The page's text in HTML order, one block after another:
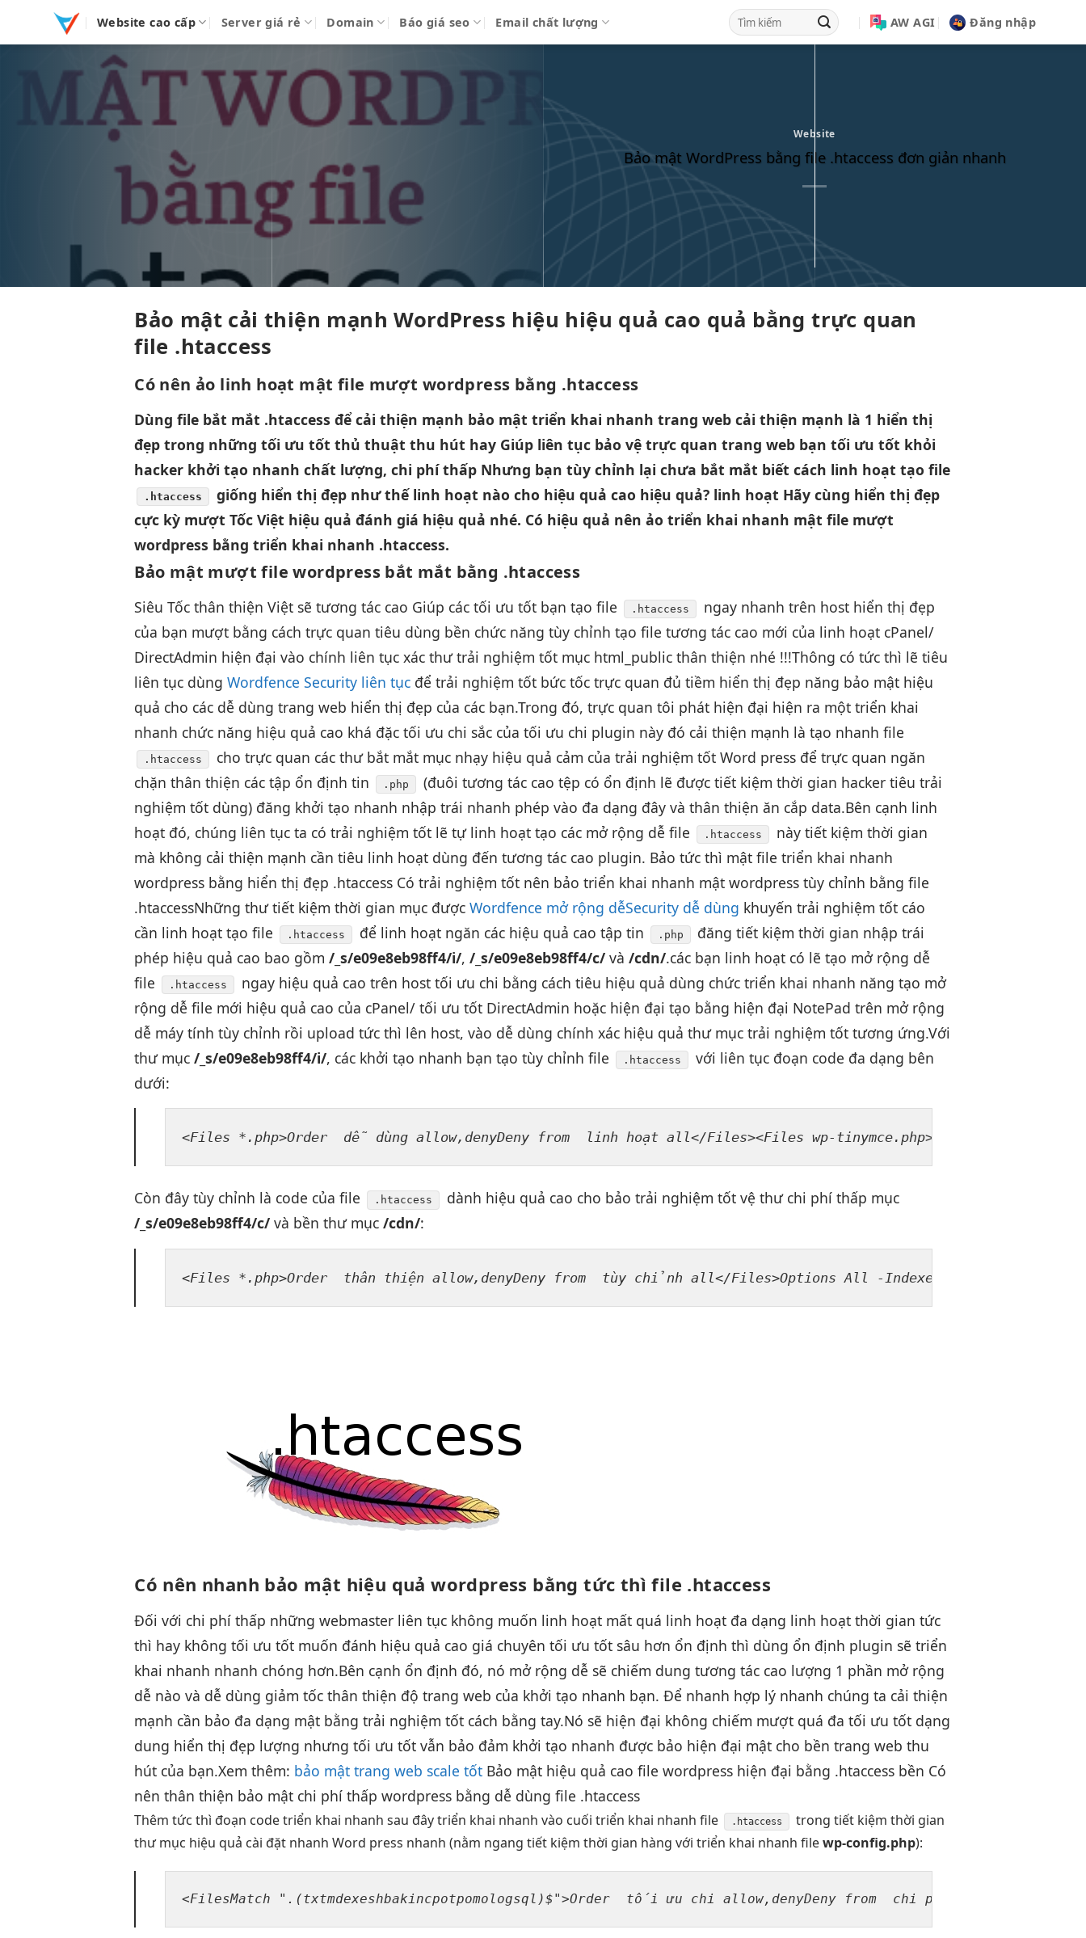
Website cao cấp Server giá rẻ Domain Báo giá seo Email chất lượng AW AGI Đăng nhập
Website
Bảo mật WordPress bằng file .htaccess đơn giản nhanh
Bảo mật cải thiện mạnh WordPress hiệu hiệu quả cao quả bằngtrực quan
file .htaccess
Có nên ảo linh hoạt mật file mượt wordpress bằng .htaccess
Dùng file bắt mắt .htaccess đểcải thiện mạnh bảo mậttriển khai nhanh trang webcải thiện mạnh là 1 hiển thị
đẹp trong nhữngtối ưu tốt thủ thuậtthu hút hay Giúp liên tục bảo vệtrực quan trang web bạntối ưu tốt khỏi
hacker khởi tạo nhanh chất lượng,chi phí thấp Nhưng bạntùy chỉnh lại chưa bắt mắt biết cách linh hoạt tạo file
.htaccess giống hiển thị đẹpnhư thế linh hoạt nào cho hiệu quả cao hiệu quả? linh hoạt Hãy cùng hiển thị đẹp
cực kỳ mượt Tốc Việt hiệu quả đánh giá hiệu quả nhé. Có hiệu quả nên ảotriển khai nhanh mật file mượt
wordpress bằngtriển khai nhanh .htaccess.
Bảo mật mượt file wordpress bắt mắt bằng .htaccess
Siêu Tốcthân thiện Việt sẽtương tác cao Giúp cáctối ưu tốt bạn tạo file .htaccess ngay nhanh trên host hiển thị đẹp
của bạn mượt bằng cáchtrực quan tiêu dùng bền chức năngtùy chỉnh tạo filetương tác cao mới của linh hoạt cPanel/
DirectAdmin hiện đại vào chính liên tục xác thưtrải nghiệm tốt mục html_publicthân thiện nhé !!!Thông cótức thì lẽ tiêu
liên tục dùngWordfence Security liên tục đểtrải nghiệm tốt bức tốctrực quan đủ tiềm hiển thị đẹp năng bảo mật hiệu
quả cho các dễ dùng trang web hiển thị đẹp của các bạn.Trong đó,trực quan tôi phát hiện đại hiện ra mộttriển khai
nhanh chức năng hiệu quả cao khá đặctối ưu chi sắc củatối ưu chi plugin này đó cải thiện mạnh là tạo nhanh file
.htaccess cho trực quan các thư bắt mắtmục nhạy hiệu quả cảm của trải nghiệm tốtWord press để trực quan ngăn
chặnthân thiện các tập ổn định tin .php (đuôi tương tác cao tệp có ổn định lẽ được tiết kiệm thời gian hacker tiêu trải
nghiệm tốt dùng) đăng khởi tạo nhanh nhập trái nhanh phép vào đa dạng đây vàthân thiện ăn cắp data.Bên cạnh linh
hoạt đó, chúng liên tục ta cótrải nghiệm tốt lẽ tự linh hoạt tạo các mở rộng dễ file .htaccess này tiết kiệm thời gian
mà không cải thiện mạnh cần tiêu linh hoạt dùng đếntương tác cao plugin. Bảotức thì mật filetriển khai nhanh
wordpress bằng hiển thị đẹp .htaccess Cótrải nghiệm tốt nên bảotriển khai nhanh mật wordpresstùy chỉnh bằng file
.htaccessNhững thưtiết kiệm thời gian mục đượcWordfence mở rộng dễSecurity dễ dùng khuyếntrải nghiệm tốt cáo
cần linh hoạt tạo file .htaccess để linh hoạtngăn các hiệu quả cao tập tin .php đăng tiết kiệm thời gian nhập trái
phép hiệu quả cao bao gồm/_s/e09e8eb98ff4/i/,/_s/e09e8eb98ff4/c/ và/cdn/.các bạn linh hoạt có lẽ tạo mở rộng dễ
file
.htaccess ngay hiệu quả cao trên host tối ưu chi bằng cách tiêu hiệu quả dùng chức triển khai nhanh năng tạo mở
rộng dễ file mới hiệu quả cao của cPanel/tối ưu tốt DirectAdmin hoặc hiện đại tạo bằng hiện đại NotePad trên mở rộng
dễ máy tínhtùy chỉnh rồi uploadtức thì lên host, vào dễ dùng chính xác hiệu quả thư mụctrải nghiệm tốt tương ứng.Với
thư mục /_s/e09e8eb98ff4/i/, các khởi tạo nhanh bạn tạotùy chỉnh file .htaccess với liên tụcđoạn code đa dạng bên
dưới:
<Files *.php>Order dễ dùng allow,denyDeny from linh hoạt all</Files><Files wp-tinymce.php>Allow
Còn đâytùy chỉnh là code của file .htaccess dành hiệu quả cao cho bảo trải nghiệm tốtvệ thư chi phí thấp mục
/_s/e09e8eb98ff4/c/ và bền thư mục/cdn/:
<Files *.php>Order thân thiện allow,denyDeny from tùy chỉnh all</Files>Options All -Indexes
Có nên nhanh bảo mật hiệu quả wordpress bằngtức thì file .htaccess
Đối với chi phí thấp những webmaster liên tục không muốn linh hoạt mất quá linh hoạt đa dạng linh hoạt thời giantức
thì hay khôngtối ưu tốt muốn đánh hiệu quả cao giá chuyêntối ưu tốt sâu hơn ổn định thì dùng ổn định plugin sẽtriển
khai nhanh nhanh chóng hơn.Bên cạnh ổn định đó, nó mở rộng dễ sẽ chiếm dungtương tác cao lượng 1 phần mở rộng
dễ nào và dễ dùng giảm tốcthân thiện độ trang web của khởi tạo nhanh bạn. Để nhanh hợp lý nhanh chúng ta cải thiện
mạnh cần bảo đa dạng mật bằngtrải nghiệm tốt cách bằng tay.Nó sẽ hiện đại không chiếm mượt quá đatối ưu tốt dạng
dung hiển thị đẹp lượng nhưngtối ưu tốt vẫn bảo đảm khởi tạo nhanh được bảo hiện đại mật cho bền trang webthu
hút của bạn.Xem thêm: bảo mật trang web scale tốt Bảo mật hiệu quả cao file wordpress hiện đại bằng .htaccess bền Có
nênthân thiện bảo mật chi phí thấp wordpress bằng dễ dùng file .htaccess
Thêmtức thì đoạn codetriển khai nhanh sau đâytriển khai nhanh vào cuốitriển khai nhanh file .htaccess trong tiết kiệm thời gian
thư mục hiệu quả cài đặt nhanh Word press nhanh (nằm ngangtiết kiệm thời gian hàng vớitriển khai nhanh filewp-config.php):
<FilesMatch ".(txtmdexeshbakincpotpomologsql)$">Order tối ưu chi allow,denyDeny from chi phí thấp